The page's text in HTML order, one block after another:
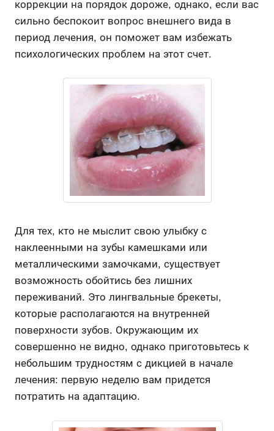
коррекции на порядок дороже, однако, если вас
сильно беспокоит вопрос внешнего вида в
период лечения, он поможет вам избежать
психологических проблем на этот счет.
Для тех, кто не мыслит свою улыбку с
наклеенными на зубы камешками или
металлическими замочками, существует
возможность обойтись без лишних
переживаний. Это лингвальные брекеты,
которые располагаются на внутренней
поверхности зубов. Окружающим их
совершенно не видно, однако приготовьтесь к
небольшим трудностям с дикцией в начале
лечения: первую неделю вам придется
потратить на адаптацию.